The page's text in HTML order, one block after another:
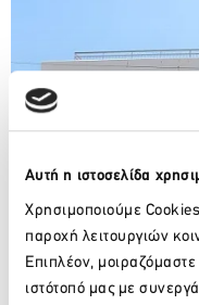
Αυτή η ιστοσελίδα
Χρησιμοποιούμε
παροχή λειτουργιών
Επιπλέον,
ιστότοπό μας με